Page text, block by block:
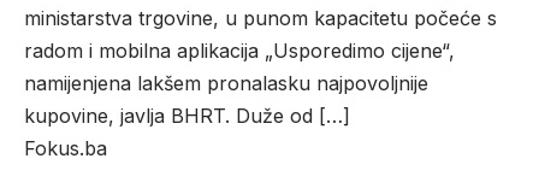
ministarstva trgovine, u punom kapacitetu počeće s
radom i mobilna aplikacija „Usporedimo cijene“,
namijenjena lakšem pronalasku najpovoljnije
kupovine, javlja BHRT. Duže od […]
Fokus.ba